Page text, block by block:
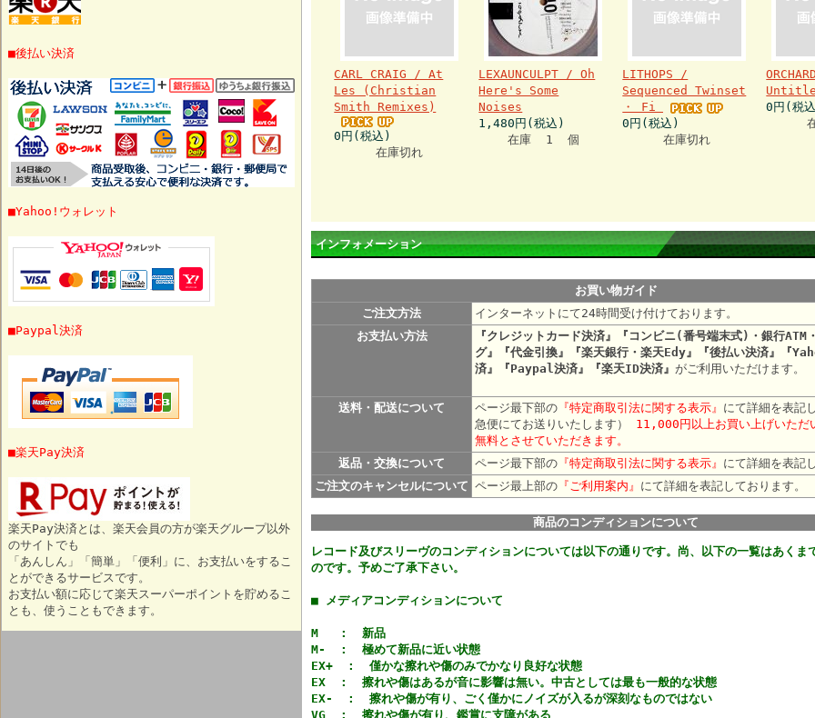
■後払い決済
■Yahoo!ウォレット
■Paypal決済
■楽天Pay決済
楽天Pay決済とは、楽天会員の方が楽天グループ以外
のサイトでも
「あんしん」「簡単」「便利」に、お支払いをするこ
とができるサービスです。
お支払い額に応じて楽天スーパーポイントを貯めるこ
とも、使うこともできます。
CARL CRAIG / At
Les (Christian
Smith Remixes)
0円(税込)
在庫切れ
LEXAUNCULPT / Oh
Here's Some
Noises
1,480円(税込)
在庫 1 個
LITHOPS /
Sequenced Twinset
・ Fi
0円(税込)
在庫切れ
0円(税
インフォメーション
お買い物ガイド
ご注文方法
インターネットにて24時間受け付けております。
お支払い方法
『クレジットカード決済』『コンビニ(番号端末式)・銀行ATM
グ』『代金引換』『楽天銀行・楽天Edy』『後払い決済』『
済』『Paypal決済』『楽天ID決済』 がご利用いただけます。
送料・配送について ページ最下部の 『特定商取引法に関する表示』 にて詳細を表記
急便にてお送りいたします） 11,000円以上お買い上げいただ
無料とさせていただきます。
返品・交換について
ページ最下部の 『特定商取引法に関する表示』 にて詳細を表記
ご注文のキャンセルについて ページ最上部の 『ご利用案内』 にて詳細を表記して
商品のコンディションについて
レコード及びスリーヴのコンディションについては以下の通りです。尚、以下の一覧はあくま
のです。予めご了承下さい。
■ メディアコンディションについて
M : 新品
M- : 極めて新品に近い状態
EX+ : 僅かな擦れや傷のみでかなり良好な状態
EX : 擦れや傷はあるが音に影響は無い。中古としては最も一般的な状態
EX- : 擦れや傷が有り、ごく僅かにノイズが入るが深刻なものではない
VG : 擦れや傷が有り、鑑賞に支障がある